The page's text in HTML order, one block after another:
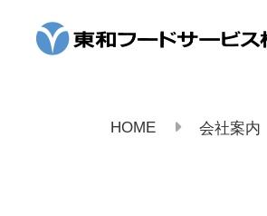
HOME 会社案内